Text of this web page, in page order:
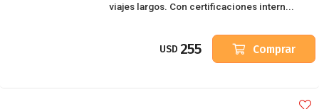
viajes largos. Con certificaciones intern...
USD 255 Comprar